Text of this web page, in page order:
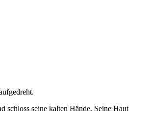
schloss seine kalten Hände. Seine Haut